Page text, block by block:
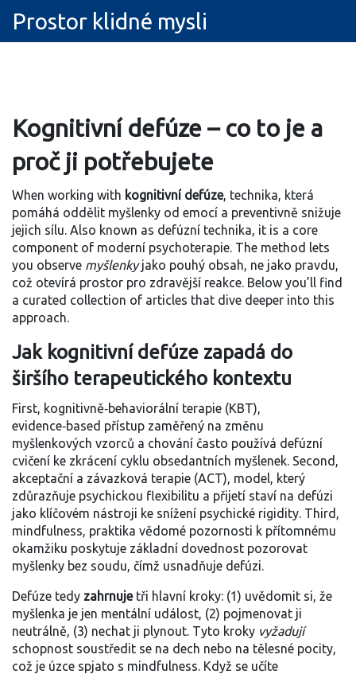
Prostor klidné mysli
Kognitivní defúze – co to je a
proč ji potřebujete
When working with kognitivní defúze, technika, která
pomáhá oddělit myšlenky od emocí a preventivně snižuje
jejich sílu. Also known as defúzní technika, it is a core
component of moderní psychoterapie. The method lets
you observe myšlenkyjako pouhý obsah, ne jako pravdu,
což otevírá prostor pro zdravější reakce. Below you’ll find
a curated collection of articles that dive deeper into this
a​pproach.
Jak kognitivní defúze zapadá do
širšího terapeutického kontextu
First, kognitivně‑behaviorální terapie (KBT),
evidence‑based přístup zaměřený na změnu
myšlenkových vzorců a chování často používá defúzní
cvičení ke zkrácení cyklu obsedantních myšlenek. Second,
akceptační a závazková terapie (ACT), model, který
zdůrazňuje psychickou flexibilitu a přijetí staví na defúzi
jako klíčovém nástroji ke snížení psychické rigidity. Third,
mindfulness, praktika vědomé pozornosti k přítomnému
okamžiku poskytuje základní dovednost pozorovat
myšlenky bez soudu, čímž usnadňuje defúzi.
Defúze tedy zahrnujetři hlavní kroky: (1) uvědomit si, že
myšlenka je jen mentální událost, (2) pojmenovat ji
neutrálně, (3) nechat ji plynout. Tyto kroky vyžadují
schopnost soustředit se na dech nebo na tělesné pocity,
což je úzce spjato s mindfulness. Když se učíte